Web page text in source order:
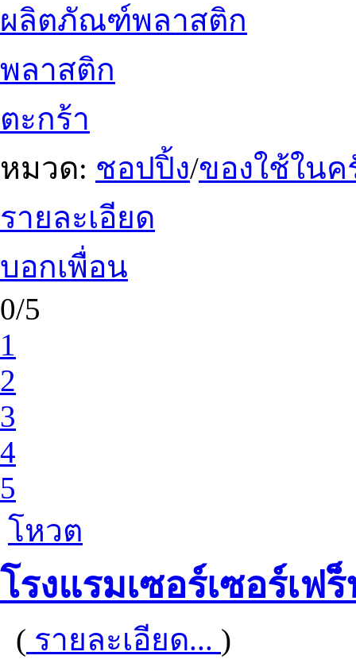
ผลิตภัณฑ์พลาสติก
พลาสติก
ตะกร้า
หมวด: ชอปปิ้ง/ของใช้ในค
รายละเอียด
บอกเพื่อน
0/5
1
2
3
4
5
โหวต
โรงแรมเซอร์เซอร์เฟ
( รายละเอียด... )